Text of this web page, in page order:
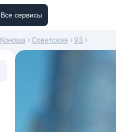
Все сервисы
Коноша Советская 93